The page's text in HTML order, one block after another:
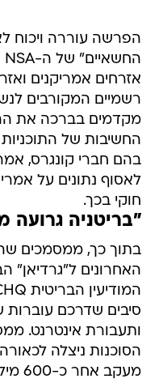
הפרשה עוררה ויכוח
אזרחים אמריקנים
רשמיים המקורבים
מקדמים בברכה את
החשיבות של
לאסוף נתונים על
חוקי בכך.
"בריטניה גרועה
בתוך כך, ממסמכים
האחרונים ל"גרדיאן"
סיבים שדרכם עוברות
ותעבורת אינטרנט.
הסוכנות ניצלה